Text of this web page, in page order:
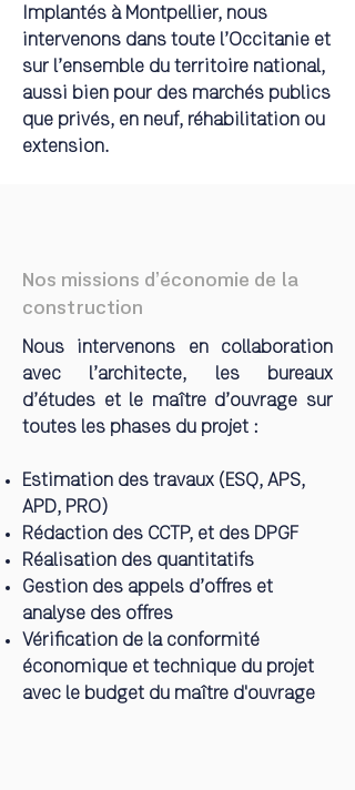
Implantés à Montpellier, nous
intervenons dans toute l’Occitanie et
sur l’ensemble du territoire national,
aussi bien pour des marchés publics
que privés, en neuf, réhabilitation ou
extension.
Nos missions d’économie de la
construction
Nous intervenons en collaboration
avec l’architecte, les bureaux
d’études et le maître d’ouvrage sur
toutes les phases du projet :
Estimation des travaux (ESQ, APS,
APD, PRO)
Rédaction des CCTP, et des DPGF
Réalisation des quantitatifs
Gestion des appels d’offres et
analyse des offres
Vérification de la conformité
économique et technique du projet
avec le budget du maître d'ouvrage